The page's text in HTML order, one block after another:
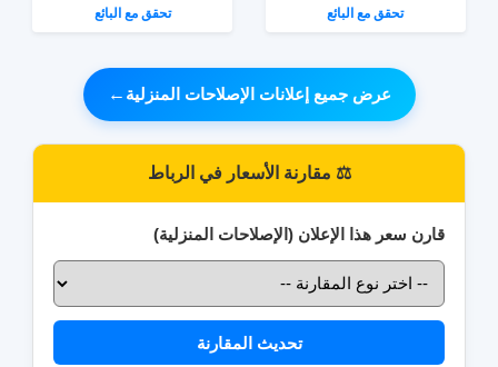
تحقق مع البائع تحقق مع البائع
عرض جميع إعلانات الإصلاحات المنزلية ←
⚖️ مقارنة الأسعار في الرباط
قارن سعر هذا الإعلان (الإصلاحات المنزلية)
تحديث المقارنة